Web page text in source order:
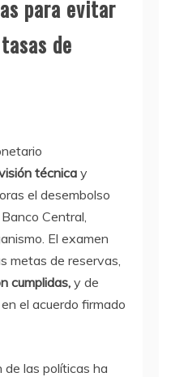
para evitar
de
técnica y
el desembolso
Central,
El examen
metas de reservas,
cumplidas, y de
el acuerdo firmado
de las políticas ha